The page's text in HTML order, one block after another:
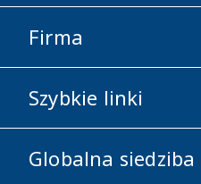
Donaldson Life Sciences
Sklep Donaldson
Firma
Informacje o firmie
Etyka i zgodność z
Kariera
Szybkie linki
Inwestorzy
Globalna siedziba